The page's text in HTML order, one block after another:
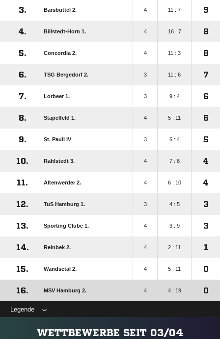
3. Barsbüttel 2. 4 11 : 7 9
4. Billstedt-Horn 1. 4 16 : 7 8
5. Concordia 2. 4 11 : 3 8
6. TSG Bergedorf 2. 3 11 : 6 7
7. Lorbeer 1. 3 9 : 4 6
8. Stapelfeld 1. 4 5 : 11 6
9. St. Pauli IV 3 6 : 4 5
10. Rahlstedt 3. 4 7 : 8 4
11. Altenwerder 2. 4 6 : 10 4
12. TuS Hamburg 1. 3 4 : 5 3
13. Sporting Clube 1. 4 3 : 9 3
14. Reinbek 2. 4 2 : 11 1
15. Wandsetal 2. 4 5 : 11 0
16. MSV Hamburg 2. 4 4 : 19 0
Legende
WETTBEWERBE SEIT 03/04